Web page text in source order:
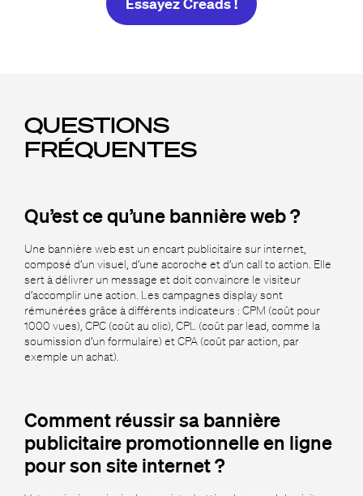
QUESTIONS
FRÉQUENTES
Qu’est ce qu’une bannière web ?
Une bannière web est un encart publicitaire sur internet,
composé d’un visuel, d’une accroche et d’un call to action. Elle
sert à délivrer un message et doit convaincre le visiteur
d’accomplir une action. Les campagnes display sont
rémunérées grâce à différents indicateurs : CPM (coût pour
1000 vues), CPC (coût au clic), CPL (coût par lead, comme la
soumission d’un formulaire) et CPA (coût par action, par
exemple un achat).
Comment réussir sa bannière
publicitaire promotionnelle en ligne
pour son site internet ?